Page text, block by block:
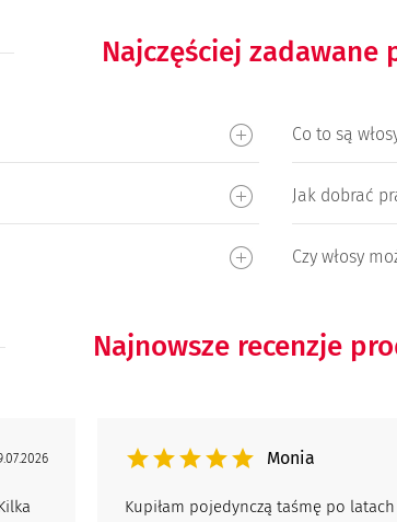
Najczęściej zadawane
Co to są
Jak dobrać
Czy włosy
Najnowsze recenzje
Monia
Kupiłam pojedynczą taśmę po latach